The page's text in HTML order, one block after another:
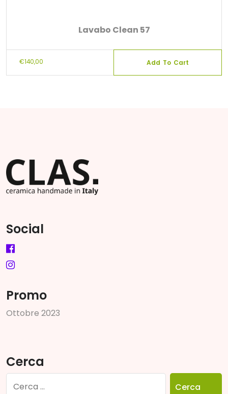
Lavabo Clean 57
€140,00 Add To Cart
Social
Promo
Ottobre 2023
Cerca
Ricerca